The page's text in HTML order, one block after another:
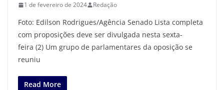
1 de fevereiro de 2024 Redação
Foto: Edilson Rodrigues/Agência Senado Lista completa
com proposições deve ser divulgada nesta sexta-
feira (2) Um grupo de parlamentares da oposição se
reuniu
Read More